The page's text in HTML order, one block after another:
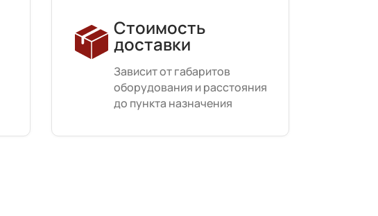
Стоимость
доставки
Зависит от габаритов
оборудования и расстояния
до пункта назначения